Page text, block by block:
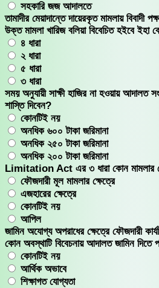
সহকারি জজ আদালতে
তামাদীর মেয়াদান্তে দায়েরকৃত মামলায় বিবাদী
উক্ত মামলা খারিজ বলিয়া বিবেচিত হইবে ইহা
৪ ধারা
২ ধারা
৫ ধারা
৩ ধারা
সময় অনুযায়ী সাক্ষী হাজির না হওয়ায় আদালত
শাস্তি দিবেন?
কোনটিই নয়
অনধিক ৬০০ টাকা জরিমানা
অনধিক ২৫০ টাকা জরিমানা
অনধিক ২০০ টাকা জরিমানা
Limitation Act এর ৩ ধারা কোন মামলার
ফৌজদারী মূল মামলার ক্ষেত্রে
এজহারের ক্ষেত্রে
কোনটিই নয়
আপিল
জামিন অযোগ্য অপরাধের ক্ষেত্রে ফৌজদারী
কোন অবস্থাটি বিবেচনায় আদালত জামিন দিতে
কোনটিই নয়
আর্থিক অভাবে
শিক্ষাগত যোগ্যতা